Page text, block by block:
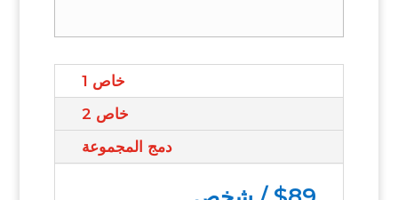
خاص 1
خاص 2
دمج المجموعة